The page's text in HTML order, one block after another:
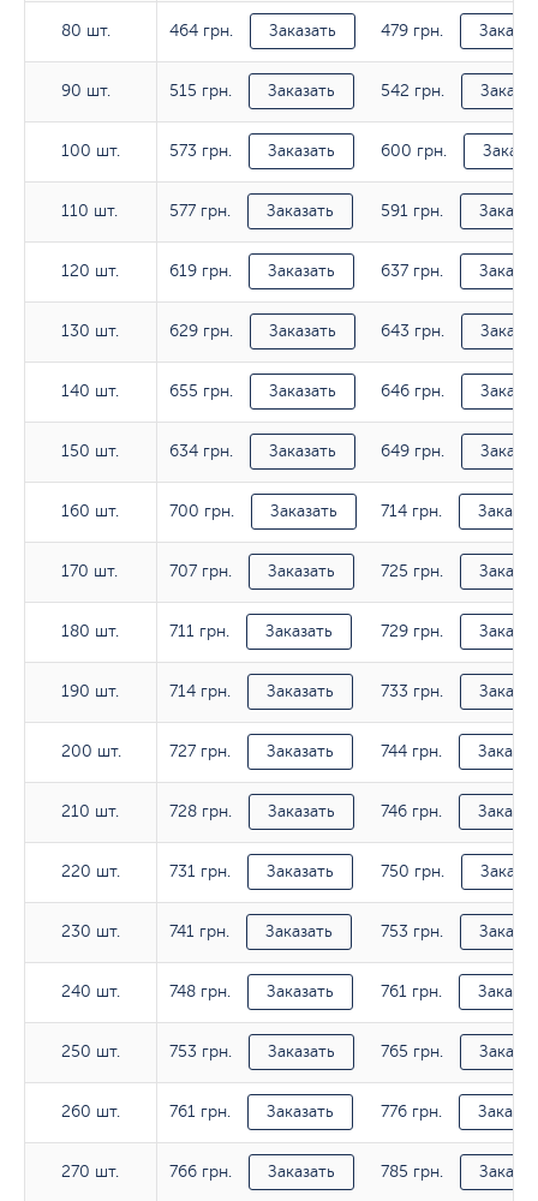
80 шт.
90 шт.
100 шт.
110 шт.
120 шт.
130 шт.
140 шт.
150 шт.
160 шт.
170 шт.
180 шт.
190 шт.
200 шт.
210 шт.
220 шт.
230 шт.
240 шт.
250 шт.
260 шт.
270 шт.
80 шт. 464 грн. Заказать 479 грн.
90 шт. 515 грн. Заказать 542 грн.
100 шт. 573 грн. Заказать 600 грн.
110 шт. 577 грн. Заказать 591 грн.
120 шт. 619 грн. Заказать 637 грн.
130 шт. 629 грн. Заказать 643 грн.
140 шт. 655 грн. Заказать 646 грн.
150 шт. 634 грн. Заказать 649 грн.
160 шт. 700 грн. Заказать 714 грн.
170 шт. 707 грн. Заказать 725 грн.
180 шт. 711 грн. Заказать 729 грн.
190 шт. 714 грн. Заказать 733 грн.
200 шт. 727 грн. Заказать 744 грн.
210 шт. 728 грн. Заказать 746 грн.
220 шт. 731 грн. Заказать 750 грн.
230 шт. 741 грн. Заказать 753 грн.
240 шт. 748 грн. Заказать 761 грн.
250 шт. 753 грн. Заказать 765 грн.
260 шт. 761 грн. Заказать 776 грн.
270 шт. 766 грн. Заказать 785 грн.